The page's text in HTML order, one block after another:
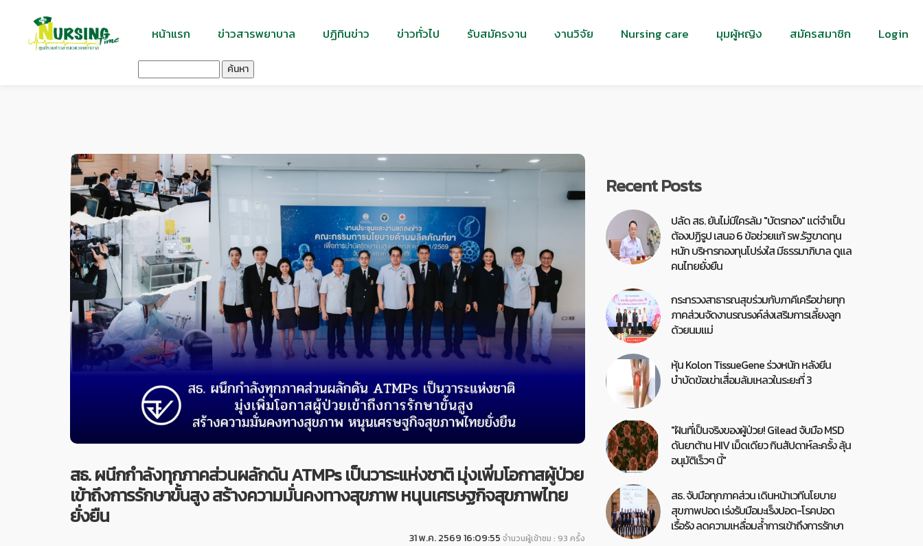
หน้าแรก ข่าวสารพยาบาล ปฏิทินข่าว ข่าวทั่วไป รับสมัครงาน งานวิจัย Nursing care มุมผู้หญิง สมัครสมาชิก Login
ค้นหา
สธ. ผนึกกำลังทุกภาคส่วนผลักดัน ATMPs เป็นวาระแห่งชาติ มุ่งเพิ่มโอกาสผู้ป่วย
เข้าถึงการรักษาขั้นสูง สร้างความมั่นคงทางสุขภาพ หนุนเศรษฐกิจสุขภาพไทย
ยั่งยืน
31 พ.ค. 2569 16:09:55 จำนวนผู้เข้าชม : 93 ครั้ง
Recent Posts
ปลัด สธ. ยันไม่มีใครล้ม "บัตรทอง" แต่จำเป็น
ต้องปฏิรูป เสนอ 6 ข้อช่วยแก้ รพ.รัฐขาดทุน
หนัก บริหารกองทุนโปร่งใส มีธรรมาภิบาล ดูแล
คนไทยยั่งยืน
กระทรวงสาธารณสุขร่วมกับภาคีเครือข่ายทุก
ภาคส่วนจัดงานรณรงค์ส่งเสริมการเลี้ยงลูก
ด้วยนมแม่
หุ้น Kolon TissueGene ร่วงหนัก หลังยีน
บำบัดข้อเข่าเสื่อมล้มเหลวในระยะที่ 3
"ฝันที่เป็นจริงของผู้ป่วย! Gilead จับมือ MSD
ดันยาต้าน HIV เม็ดเดียว กินสัปดาห์ละครั้ง ลุ้น
อนุมัติเร็วๆ นี้"
สธ. จับมือทุกภาคส่วน เดินหน้าเวทีนโยบาย
สุขภาพปอด เร่งรับมือมะเร็งปอด-โรคปอด
เรื้อรัง ลดความเหลื่อมล้ำการเข้าถึงการรักษา